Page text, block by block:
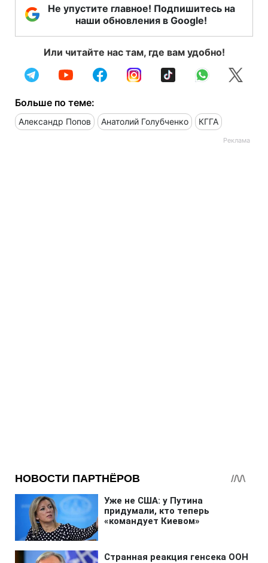
Не упустите главное! Подпишитесь на
наши обновления в Google!
Или читайте нас там, где вам удобно!
Больше по теме:
Александр Попов Анатолий Голубченко КГГА